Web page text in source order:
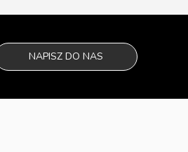
NAPISZ DO NAS